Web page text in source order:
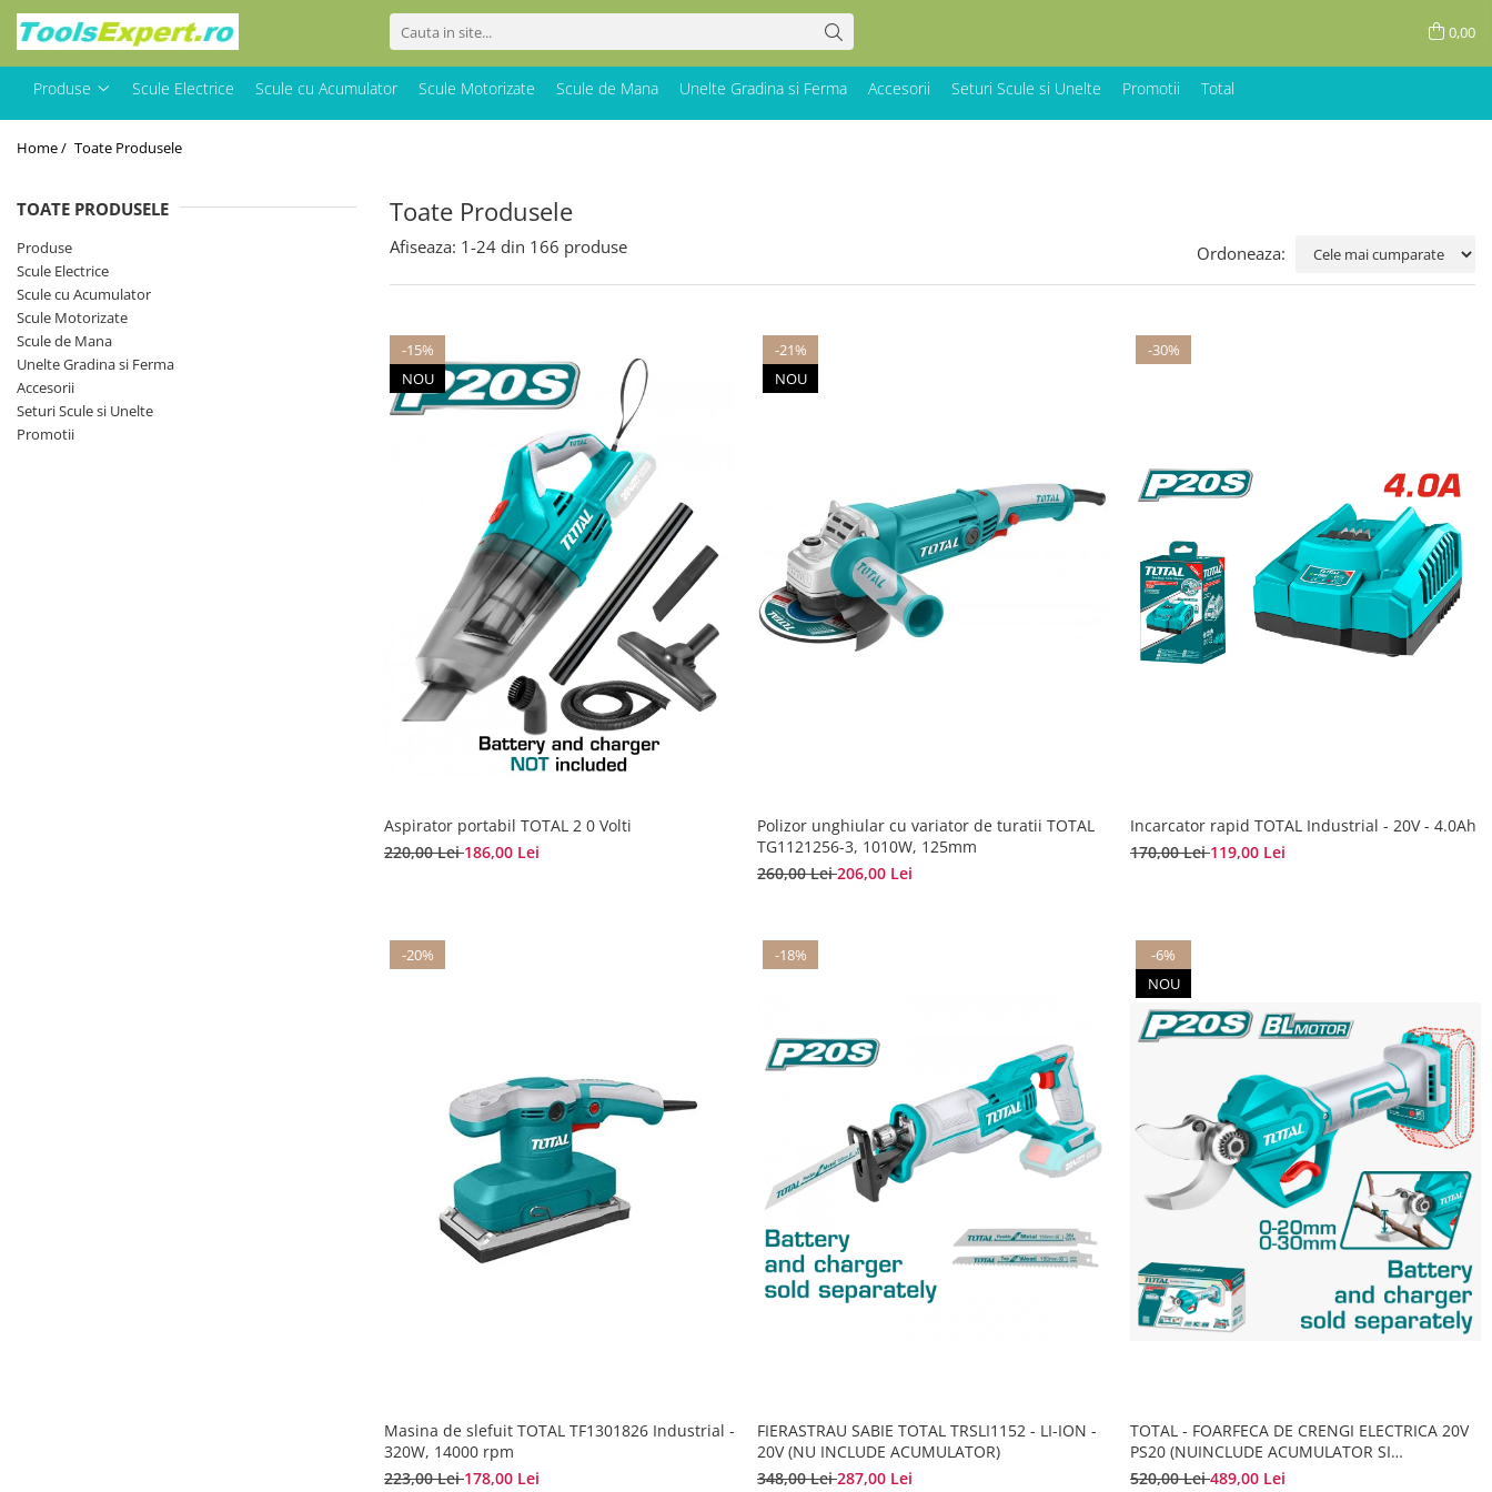
Produse
Total
0,00
Produse Scule Electrice Scule cu Acumulator Scule Motorizate Scule de Mana Unelte Gradina si Ferma Accesorii Seturi Scule si Unelte Promotii Total
Home / Toate Produsele
Toate Produsele
TOATE PRODUSELE
Produse
Scule Electrice
Scule cu Acumulator
Scule Motorizate
Scule de Mana
Unelte Gradina si Ferma
Accesorii
Seturi Scule si Unelte
Promotii
Afiseaza: 1-24 din 166 produse Ordoneaza:
-15%
NOU
Aspirator portabil TOTAL 2 0 Volti
220,00 Lei186,00 Lei
-21%
NOU
Polizor unghiular cu variator de turatii TOTAL
TG1121256-3, 1010W, 125mm
260,00 Lei206,00 Lei
-30%
Incarcator rapid TOTAL Industrial - 20V - 4.0Ah
170,00 Lei119,00 Lei
-20%
Masina de slefuit TOTAL TF1301826 Industrial -
320W, 14000 rpm
223,00 Lei178,00 Lei
-18%
FIERASTRAU SABIE TOTAL TRSLI1152 - LI-ION -
20V (NU INCLUDE ACUMULATOR)
348,00 Lei287,00 Lei
-6%
NOU
TOTAL - FOARFECA DE CRENGI ELECTRICA 20V
PS20 (NUINCLUDE ACUMULATOR SI
INCARCATOR)
520,00 Lei489,00 Lei